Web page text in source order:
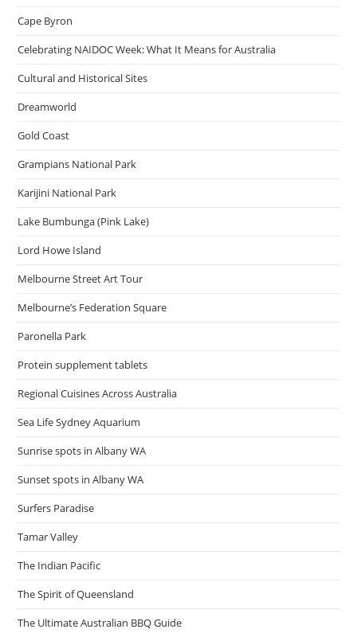
Cape Byron
Celebrating NAIDOC Week: What It Means for Australia
Cultural and Historical Sites
Dreamworld
Gold Coast
Grampians National Park
Karijini National Park
Lake Bumbunga (Pink Lake)
Lord Howe Island
Melbourne Street Art Tour
Melbourne’s Federation Square
Paronella Park
Protein supplement tablets
Regional Cuisines Across Australia
Sea Life Sydney Aquarium
Sunrise spots in Albany WA
Sunset spots in Albany WA
Surfers Paradise
Tamar Valley
The Indian Pacific
The Spirit of Queensland
The Ultimate Australian BBQ Guide